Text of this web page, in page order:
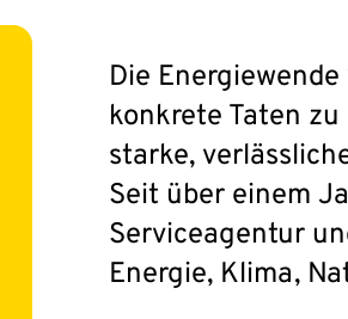
Die
konkrete Taten
starke,
Seit über einem
Serviceagentur
Energie, Klima,